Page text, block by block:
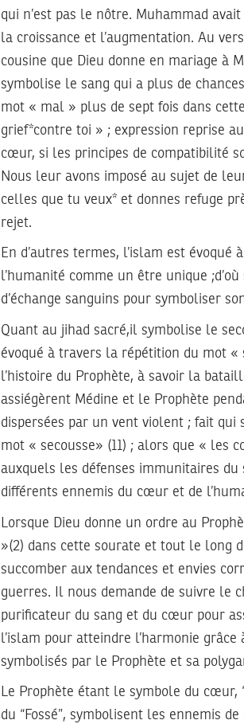
qui n’est pas le nôtre. Muhammad
la croissance et l’augmentation. Au
cousine que Dieu donne en mariage à
symbolise le sang qui a plus de
mot « mal » plus de sept fois dans
grief*contre toi » ; expression reprise
cœur, si les principes de compatibilité
Nous leur avons imposé au sujet de
celles que tu veux* et donnes refuge
rejet.
En d’autres termes, l’islam est
l’humanité comme un être unique
d’échange sanguins pour symboliser
Quant au jihad sacré,il symbolise le
évoqué à travers la répétition du mot «
l’histoire du Prophète, à savoir la
assiégèrent Médine et le Prophète
dispersées par un vent violent ; fait
mot « secousse» (11) ; alors que « les
auxquels les défenses immunitaires
différents ennemis du cœur et de
Lorsque Dieu donne un ordre au
»(2) dans cette sourate et tout le long
succomber aux tendances et envies
guerres. Il nous demande de suivre le
purificateur du sang et du cœur pour
l’islam pour atteindre l’harmonie
symbolisés par le Prophète et sa
Le Prophète étant le symbole du cœur,
du “Fossé”, symbolisent les ennemis